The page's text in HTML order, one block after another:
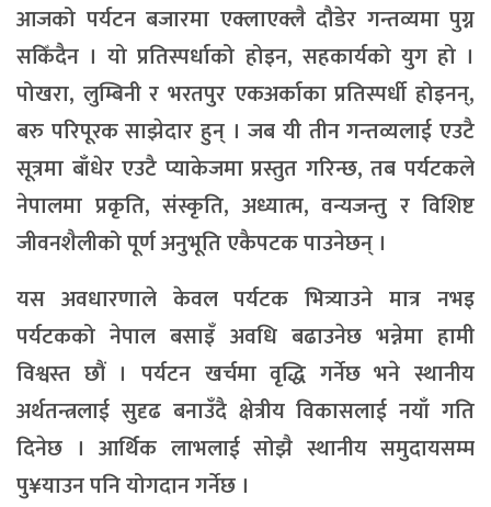
आजको पर्यटन बजारमा एक्लाएक्लै दौडेर गन्तव्यमा पुग्न
सकिँदैन । यो प्रतिस्पर्धाको होइन, सहकार्यको युग हो ।
पोखरा, लुम्बिनी र भरतपुर एकअर्काका प्रतिस्पर्धी होइनन्,
बरु परिपूरक साझेदार हुन् । जब यी तीन गन्तव्यलाई एउटै
सूत्रमा बाँधेर एउटै प्याकेजमा प्रस्तुत गरिन्छ, तब पर्यटकले
नेपालमा प्रकृति, संस्कृति, अध्यात्म, वन्यजन्तु र विशिष्ट
जीवनशैलीको पूर्ण अनुभूति एकैपटक पाउनेछन् ।
यस अवधारणाले केवल पर्यटक भित्र्याउने मात्र नभइ
पर्यटकको नेपाल बसाइँ अवधि बढाउनेछ भन्नेमा हामी
विश्वस्त छौं । पर्यटन खर्चमा वृद्धि गर्नेछ भने स्थानीय
अर्थतन्त्रलाई सुदृढ बनाउँदै क्षेत्रीय विकासलाई नयाँ गति
दिनेछ । आर्थिक लाभलाई सोझै स्थानीय समुदायसम्म
पु¥याउन पनि योगदान गर्नेछ ।